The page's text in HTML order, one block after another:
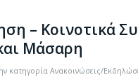
– Κοινοτικά
Μάσαρη
κατηγορία Ανακοινώσεις/